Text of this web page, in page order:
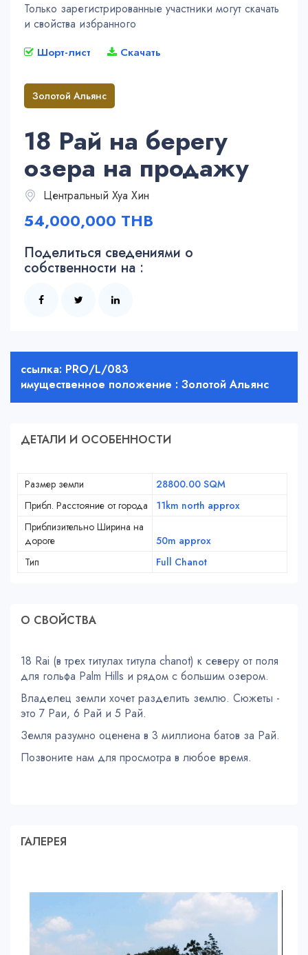
Только зарегистрированные участники могут скачать
и свойства избранного
Шорт-лист Скачать
Золотой Альянс
18 Рай на берегу
озера на продажу
Центральный Хуа Хин
54,000,000 THB
Поделиться сведениями о
собственности на :
ссылка: PRO/L/083
имущественное положение : Золотой Альянс
ДЕТАЛИ И ОСОБЕННОСТИ
Размер земли
28800.00 SQM
Прибл. Расстояние от города
11km north approx
Приблизительно Ширина на
дороге
50m approx
Тип
Full Chanot
О СВОЙСТВA
18 Rai (в трех титулах титула chanot) к северу от поля
для гольфа Palm Hills и рядом с большим озером.
Владелец земли хочет разделить землю. Сюжеты -
это 7 Раи, 6 Рай и 5 Рай.
Земля разумно оценена в 3 миллиона батов за Рай.
Позвоните нам для просмотра в любое время.
ГАЛЕРЕЯ